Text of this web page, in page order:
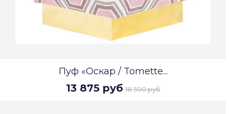
Пуф «Оскар / Tomette...
13 875 руб 18 500 руб